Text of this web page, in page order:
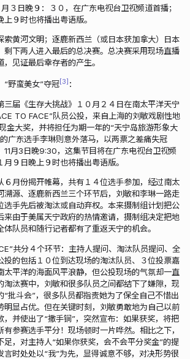
３日晚９：３０，在广东电视台卫视频道首播；
９时也将播出粤语版。
索黄河文明；逐鹿新西兰（或日本获加拿大）日本
剩下两人进入最后的总决赛。总决赛采用现场直播
见证最后幸存者的产生。
“野蛮美女”夺冠 3 ：
三届《生存大挑战》１０月２４日在南太平洋天宁
TO FACE”队员公投，来自上海的刘敏戏剧性地
金大奖，并将担任为期一年的“天宁岛旅游形象大
广东选手李琳则意外落马，以两票之差痛失冠
11月3日晚9:30，这集节目将在广东电视台卫视频
９日晚上９时也将播出粤语版。
６月份揭开帷幕，共有１４位选手参加，经过南太
溯源、逐鹿新西兰三个环节后，刘敏和李琳一路走
选手先后被淘汰或自动弃权。本来摄制组计划把公
来由于美属天宁政府的热情邀请，摄制组决定把地
队员和随行记者都有了重返天宁的机会。
共分４个环节：主持人提问、淘汰队员提问、全
投的包括１０位到达现场的淘汰队员、３位投票嘉
太平洋的海面风平浪静，但公投现场的气氛却一直
淘汰赛中，刘敏和很多队员之间都结下了嫌隙，现
“批斗会”，很多队员都指责她为了保全自己不惜出
明显占优。但在关键时刻，刘敏勇敢地为自己以前
，并使出了“撒手锏”，突然宣布：如果获奖，将把
有参赛选手平分！现场顿时一片哗然。相比之下，
足，对主持人“如果你获奖，会不会平分奖金”的提
言时处处以“我”为先，显得诚意不够，对决形势很